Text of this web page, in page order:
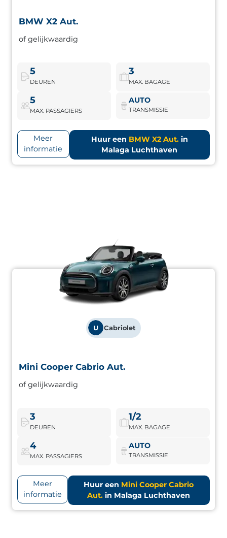
BMW X2 Aut.
of gelijkwaardig
5
DEUREN
3
MAX. BAGAGE
5
MAX. PASSAGIERS
AUTO
TRANSMISSIE
Meer
informatie
Huur een BMW X2 Aut.in
Malaga Luchthaven
Luxe crossover met modern design en hoge efficiëntie.
Boek nu
U Cabriolet
Mini Cooper Cabrio Aut.
of gelijkwaardig
3
DEUREN
1/2
MAX. BAGAGE
4
MAX. PASSAGIERS
AUTO
TRANSMISSIE
Meer
informatie
Huur een Mini Cooper Cabrio
Aut. in Malaga Luchthaven
Mini Cooper Cabrio Aut.
Middenklasse cabriolet met automatische transmissie.
Boek nu
Mini Cooper Cabrio Aut.